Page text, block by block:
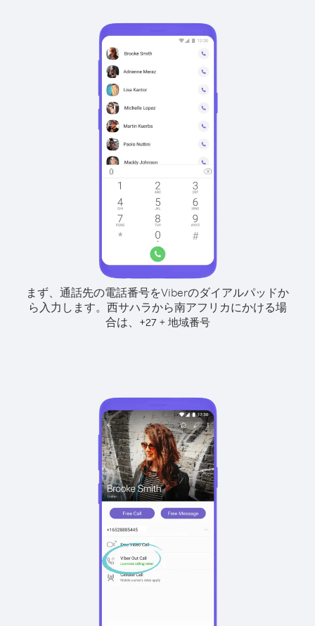
まず、通話先の電話番号をViberのダイアルパッドか
ら入力します。 西サハラから南アフリカにかける場
合は、
+27+ 地域番号